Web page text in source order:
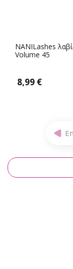
NANILashes
Volume 45
8,99 €